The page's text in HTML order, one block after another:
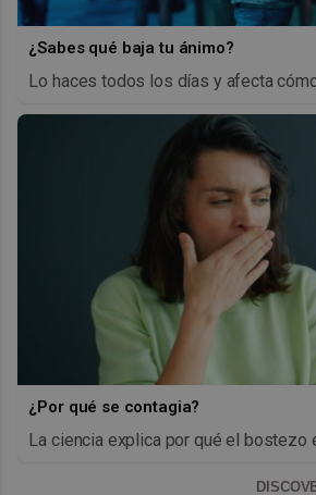
¿Sabes qué baja tu ánimo?
Lo haces todos los días y afecta
¿Por qué se contagia?
La ciencia explica por qué el bostezo